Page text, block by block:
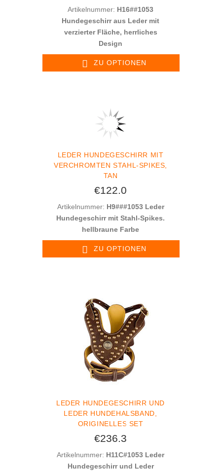
Artikelnummer: H16##1053
Hundegeschirr aus Leder mit
verzierter Fläche, herrliches
Design
ZU OPTIONEN
LEDER HUNDEGESCHIRR MIT
VERCHROMTEN STAHL-SPIKES,
TAN
€122.0
Artikelnummer: H9###1053 Leder
Hundegeschirr mit Stahl-Spikes.
hellbraune Farbe
ZU OPTIONEN
LEDER HUNDEGESCHIRR UND
LEDER HUNDEHALSBAND,
ORIGINELLES SET
€236.3
Artikelnummer: H11C#1053 Leder
Hundegeschirr und Leder